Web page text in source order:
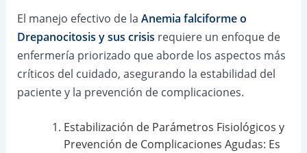
El manejo efectivo de la Anemia falciforme o
Drepanocitosis y sus crisis requiere un enfoque de
enfermería priorizado que aborde los aspectos más
críticos del cuidado, asegurando la estabilidad del
paciente y la prevención de complicaciones.
Estabilización de Parámetros Fisiológicos y
Prevención de Complicaciones Agudas: Es